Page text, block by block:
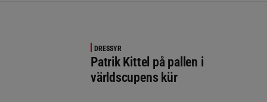
DRESSYR
Patrik Kittel på pallen i
världscupens kür